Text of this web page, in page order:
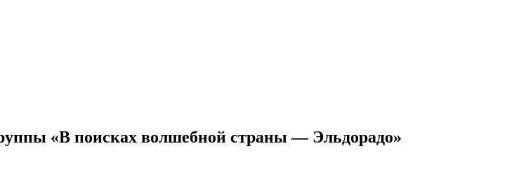
«В поисках волшебной страны — Эльдорадо»